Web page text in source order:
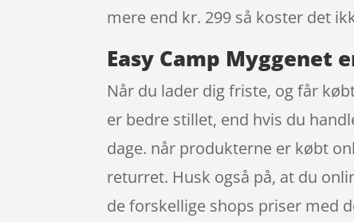
mere end kr. 299 så koster det
Easy Camp
Når du lader dig friste, og får
er bedre stillet, end hvis du
dage. når produkterne er købt
returret. Husk også på, at du
de forskellige shops priser med